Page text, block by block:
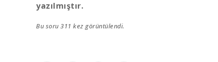
yazılmıştır.
Bu soru 311 kez görüntülendi.